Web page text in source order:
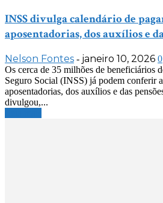
INSS divulga calendário de
aposentadorias, dos auxílios e
Nelson Fontes - janeiro 10, 2026 0
Os cerca de 35 milhões de beneficiários
Seguro Social (INSS) já podem conferir
aposentadorias, dos auxílios e das
divulgou,...